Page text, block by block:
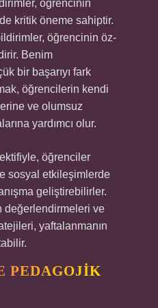
öğrencinin
kritik öneme sahiptir.
öğrencinin öz-
Benim
bir başarıyı fark
öğrencilerin kendi
ve olumsuz
yardımcı olur.
öğrenciler
sosyal etkileşimlerde
geliştirebilirler.
değerlendirmeleri ve
yaftalanmanın
PEDAGOJIK